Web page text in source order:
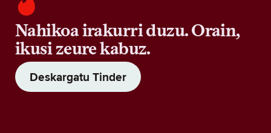
Nahikoa irakurri duzu. Orain,
ikusi zeure kabuz.
Deskargatu Tinder